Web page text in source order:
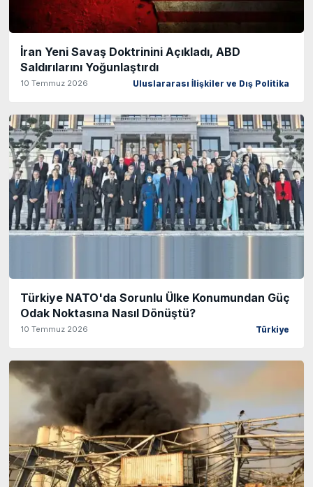
İran Yeni Savaş Doktrinini Açıkladı, ABD
Saldırılarını Yoğunlaştırdı
10 Temmuz 2026 Uluslararası İlişkiler ve Dış Politika
Türkiye NATO'da Sorunlu Ülke Konumundan Güç
Odak Noktasına Nasıl Dönüştü?
10 Temmuz 2026 Türkiye